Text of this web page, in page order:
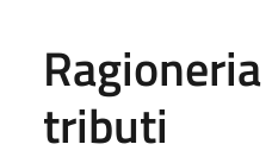
tributi